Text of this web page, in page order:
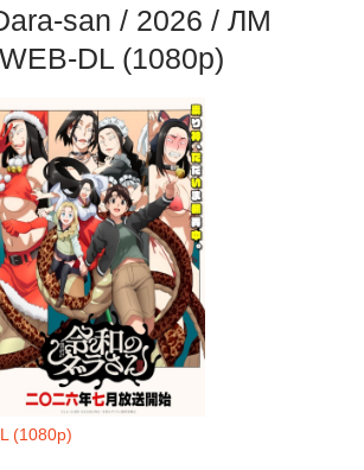
san / 2026 / ЛМ
DL (1080p)
(1080p)